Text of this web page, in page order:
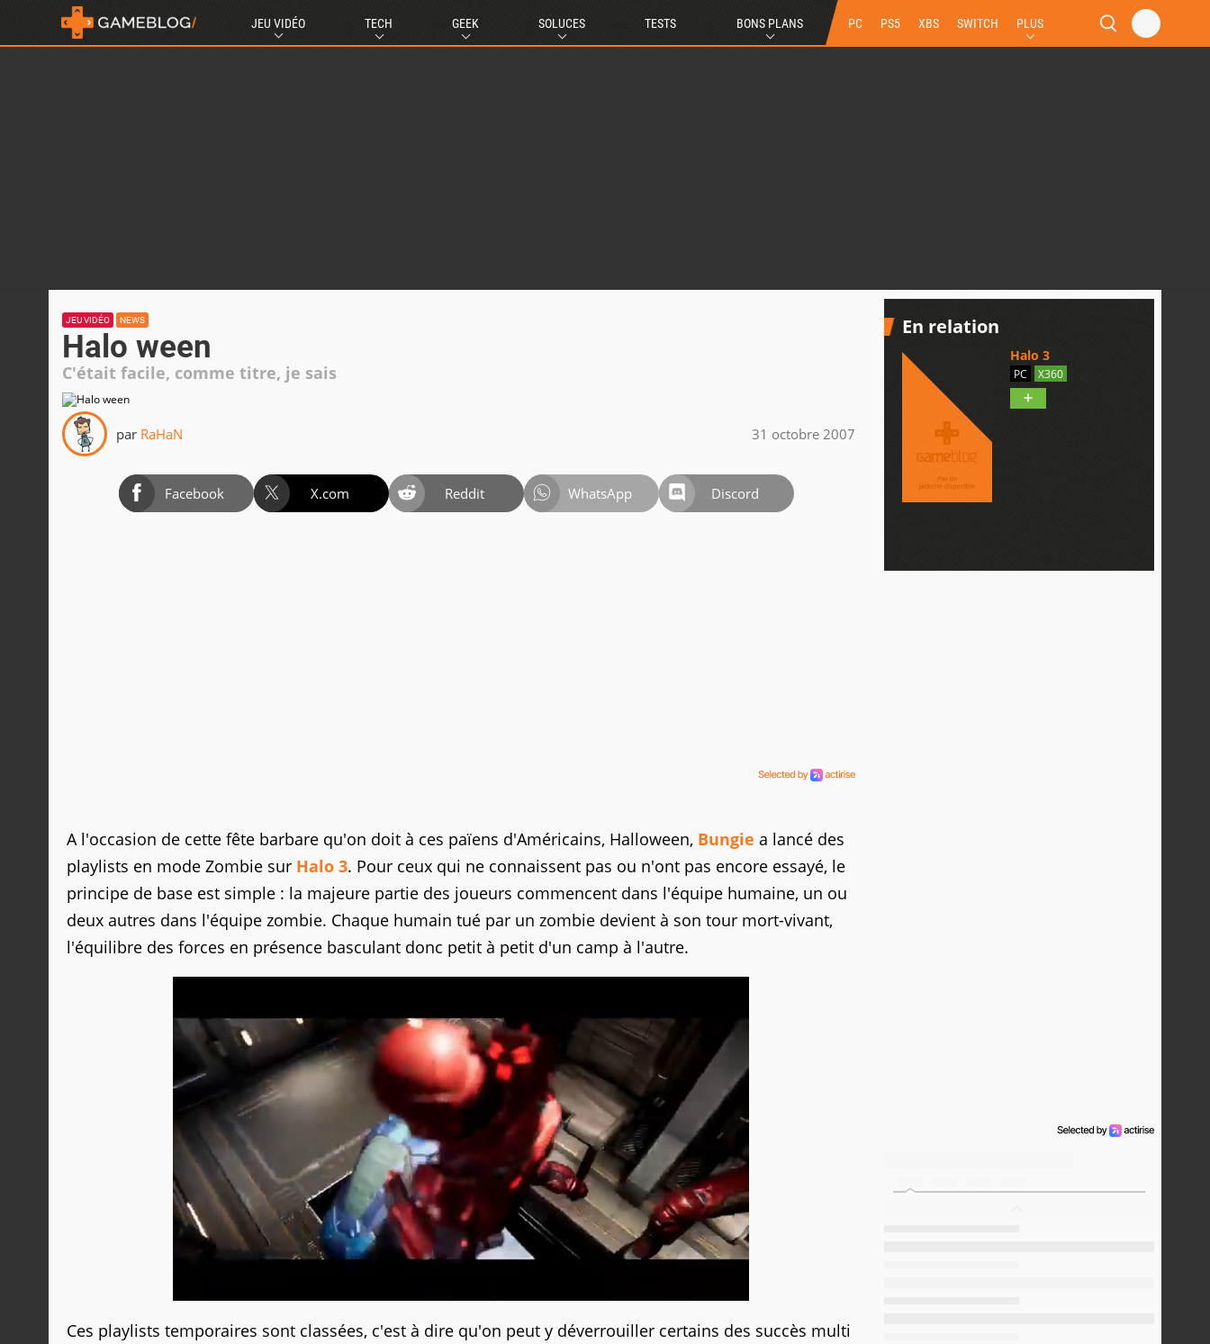
JEU VIDÉO TECH GEEK SOLUCES TESTS BONS PLANS PC PS5 XBS SWITCH PLUS
JEU VIDÉO NEWS
Halo ween
C'était facile, comme titre, je sais
par RaHaN 31 octobre 2007
Facebook X.com Reddit WhatsApp Discord
A l'occasion de cette fête barbare qu'on doit à ces païens d'Américains, Halloween, Bungie a lancé des
playlists en mode Zombie sur Halo 3. Pour ceux qui ne connaissent pas ou n'ont pas encore essayé, le
principe de base est simple : la majeure partie des joueurs commencent dans l'équipe humaine, un ou
deux autres dans l'équipe zombie. Chaque humain tué par un zombie devient à son tour mort-vivant,
l'équilibre des forces en présence basculant donc petit à petit d'un camp à l'autre.
Ces playlists temporaires sont classées, c'est à dire qu'on peut y déverrouiller certains des succès multi
En relation
Halo 3
PC X360